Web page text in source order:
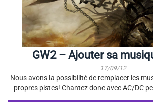
GW2 – Ajouter sa
17/09/12
Nous avons la possibilité de remplacer les
propres pistes! Chantez donc avec AC/DC